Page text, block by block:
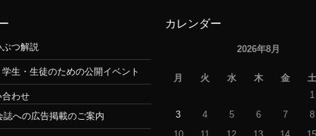
つ解説
生・生徒のための公開イベント
合わせ
誌への広告掲載のご案内
カレンダー
2026年8月
月 火 水 木 金
土
1
3
4 5 6 7
8